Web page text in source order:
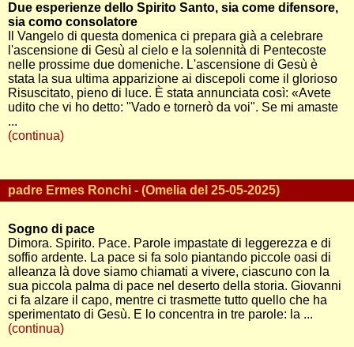
Due esperienze dello Spirito Santo, sia come difensore,
sia como consolatore
Il Vangelo di questa domenica ci prepara già a celebrare
l'ascensione di Gesù al cielo e la solennità di Pentecoste
nelle prossime due domeniche. L'ascensione di Gesù è
stata la sua ultima apparizione ai discepoli come il glorioso
Risuscitato, pieno di luce. È stata annunciata così: «Avete
udito che vi ho detto: "Vado e tornerò da voi". Se mi amaste
...
(continua)
padre Ermes Ronchi - (Omelia del 25-05-2025)
Sogno di pace
Dimora. Spirito. Pace. Parole impastate di leggerezza e di
soffio ardente. La pace si fa solo piantando piccole oasi di
alleanza là dove siamo chiamati a vivere, ciascuno con la
sua piccola palma di pace nel deserto della storia. Giovanni
ci fa alzare il capo, mentre ci trasmette tutto quello che ha
sperimentato di Gesù. E lo concentra in tre parole: la ...
(continua)